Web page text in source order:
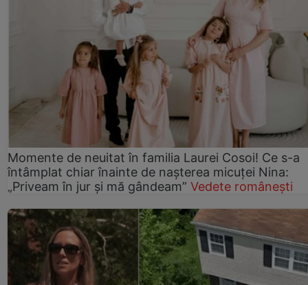
Momente de neuitat în familia Laurei Cosoi! Ce s-a
întâmplat chiar înainte de nașterea micuței Nina:
„Priveam în jur și mă gândeam” Vedete românești